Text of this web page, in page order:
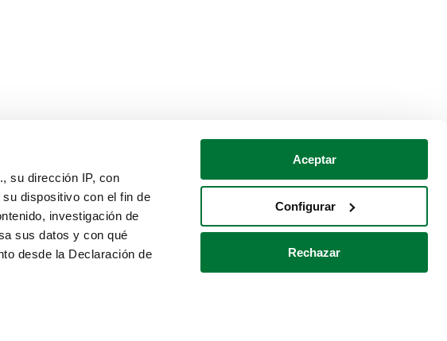
su dirección IP, con
dispositivo con el fin de
investigación de
sus datos y con qué
desde la Declaración de
Aceptar
Configurar
Rechazar